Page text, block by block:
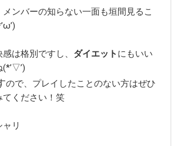
ンバーの知らない一面も垣間見るこ
は格別ですし、 ダイエット にもいい
ので、プレイしたことのない方はぜひ
ください！笑
リ